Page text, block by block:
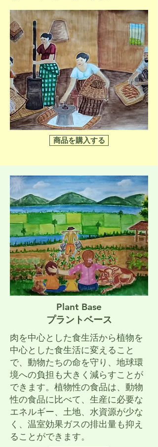
商品を購入する
Plant Base
プラントベース
肉を中心とした食生活から植物を
中心とした食生活に変えること
で、動物たちの命を守り、地球環
境への負担も大きく減らすことが
できます。植物性の食品は、動物
性の食品に比べて、生産に必要な
エネルギー、土地、水資源が少な
く、温室効果ガスの排出量も抑え
ることができます。